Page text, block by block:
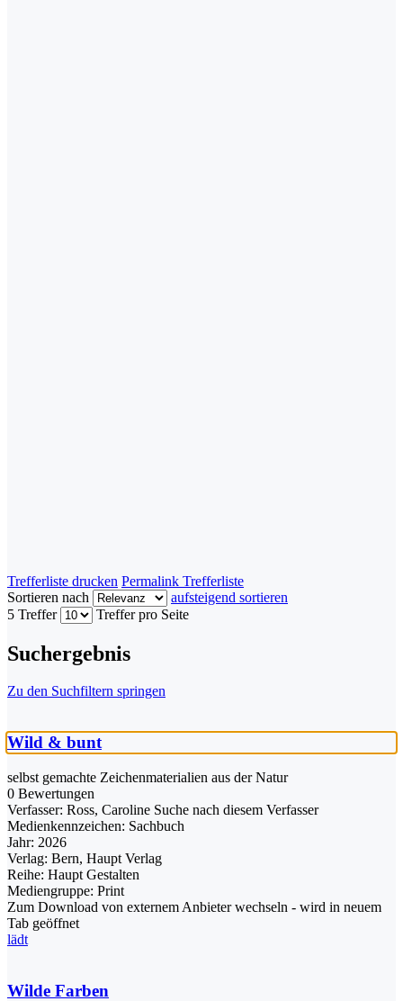
Trefferliste drucken Permalink Trefferliste
Sortieren nach
aufsteigend sortieren
5 Treffer
Treffer pro Seite
Suchergebnis
Zu den Suchfiltern springen
Wild & bunt
selbst gemachte Zeichenmaterialien aus der Natur
0 Bewertungen
Verfasser: Ross, Caroline Suche nach diesem Verfasser
Medienkennzeichen: Sachbuch
Jahr: 2026
Verlag: Bern, Haupt Verlag
Reihe: Haupt Gestalten
Mediengruppe: Print
Zum Download von externem Anbieter wechseln - wird in neuem
Tab geöffnet
lädt
Wilde Farben